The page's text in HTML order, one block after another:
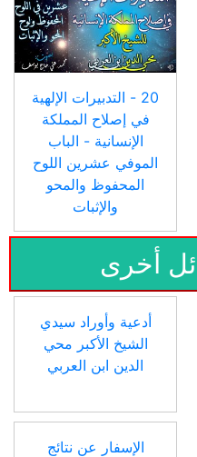
20 - التدبيرات الإلهية
في إصلاح المملكة
الإنسانية - الباب
الموفي عشرين اللوح
المحفوظ والمحو
والإثبات
أخرى
أدعية وأوراد سيدي
الشيخ الأكبر محي
الدين ابن العربي
الإسفار عن نتائج